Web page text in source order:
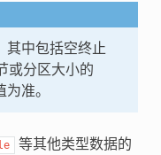
其中包括空终止
或分区大小的
准。
等其他类型数据的